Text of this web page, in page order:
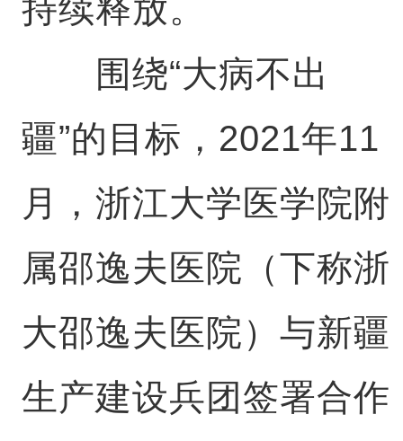
持续释放。
围绕“大病不出
疆”的目标，2021年11
月，浙江大学医学院附
属邵逸夫医院（下称浙
大邵逸夫医院）与新疆
生产建设兵团签署合作